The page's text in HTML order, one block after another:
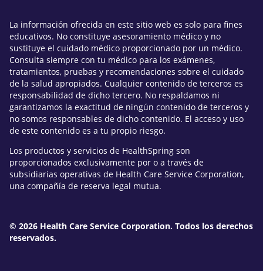
La información ofrecida en este sitio web es solo para fines
educativos. No constituye asesoramiento médico y no
sustituye el cuidado médico proporcionado por un médico.
Consulta siempre con tu médico para los exámenes,
tratamientos, pruebas y recomendaciones sobre el cuidado
de la salud apropiados. Cualquier contenido de terceros es
responsabilidad de dicho tercero. No respaldamos ni
garantizamos la exactitud de ningún contenido de terceros y
no somos responsables de dicho contenido. El acceso y uso
de este contenido es a tu propio riesgo.
Los productos y servicios de HealthSpring son
proporcionados exclusivamente por o a través de
subsidiarias operativas de Health Care Service Corporation,
una compañía de reserva legal mutua.
© 2026 Health Care Service Corporation. Todos los derechos
reservados.